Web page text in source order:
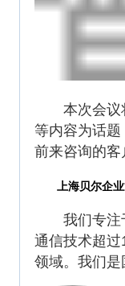
本次会议将
等内容为话
前来咨询的客
上海贝尔企业
我们专注于
通信技术超
领域。我们